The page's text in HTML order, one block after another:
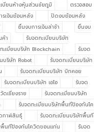
เบียนห้างหุ้นส่วนชัยภูมิ
ตรวจสอบ
รเงินย้อนหลัง
ปิดงบย้อนหลัง
ยื่นงบการเงินล่าช้า
ยื่นงบ
ค้า
รับจดทะเบียนบริษัท
ะเบียนบริษัท Blockchain
รับจด
บริษัท Robot
รับจดทะเบียนบริษัท
รับจดทะเบียนบริษัท บิทคอย
รับจดทะเบียนบริษัท เอไอ
รับจด
ดเชียงราย
รับจดทะเบียนบริษัท
รับจดทะเบียนบริษัทพื้นทีป้องกันโค
กาฬสินธุ์
รับจดทะเบียนบริษัทพื้นที
พื้นทีป้องกันโควิดขอนแก่น
รับจด